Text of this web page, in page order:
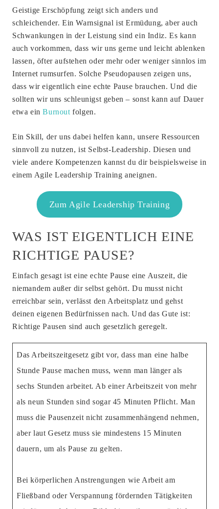
Geistige Erschöpfung zeigt sich anders und
schleichender. Ein Warnsignal ist Ermüdung, aber auch
Schwankungen in der Leistung sind ein Indiz. Es kann
auch vorkommen, dass wir uns gerne und leicht ablenken
lassen, öfter aufstehen oder mehr oder weniger sinnlos im
Internet rumsurfen. Solche Pseudopausen zeigen uns,
dass wir eigentlich eine echte Pause brauchen. Und die
sollten wir uns schleunigst geben – sonst kann auf Dauer
etwa einBurnout folgen.
Ein Skill, der uns dabei helfen kann, unsere Ressourcen
sinnvoll zu nutzen, ist Selbst-Leadership. Diesen und
viele andere Kompetenzen kannst du dir beispielsweise in
einem Agile Leadership Training aneignen.
Zum Agile Leadership Training
WAS IST EIGENTLICH EINE
RICHTIGE PAUSE?
Einfach gesagt ist eine echte Pause eine Auszeit, die
niemandem außer dir selbst gehört. Du musst nicht
erreichbar sein, verlässt den Arbeitsplatz und gehst
deinen eigenen Bedürfnissen nach. Und das Gute ist:
Richtige Pausen sind auch gesetzlich geregelt.
Das Arbeitszeitgesetz gibt vor, dass man eine halbe
Stunde Pause machen muss, wenn man länger als
sechs Stunden arbeitet. Ab einer Arbeitszeit von mehr
als neun Stunden sind sogar 45 Minuten Pflicht. Man
muss die Pausenzeit nicht zusammenhängend nehmen,
aber laut Gesetz muss sie mindestens 15 Minuten
dauern, um als Pause zu gelten.
Bei körperlichen Anstrengungen wie Arbeit am
Fließband oder Verspannung fördernden Tätigkeiten